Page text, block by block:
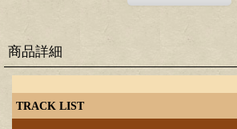
商品詳細
TRACK LIST